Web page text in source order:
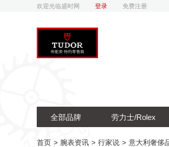
欢迎光临盛时网 登录 免费注册
全部品牌 劳力士/Rolex
首页 > 腕表资讯 > 行家说 > 意大利奢侈